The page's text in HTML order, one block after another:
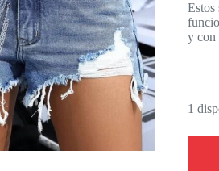
Estos
y con
1